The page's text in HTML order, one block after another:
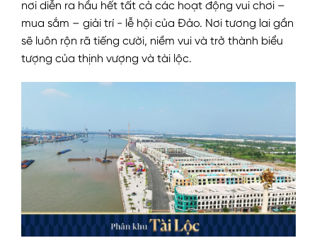
nơi diễn ra hầu hết tất cả các hoạt động vui chơi –
mua sắm – giải trí - lễ hội của Đảo. Nơi tương lai gần
sẽ luôn rộn rã tiếng cười, niềm vui và trở thành biểu
tượng của thịnh vượng và tài lộc.